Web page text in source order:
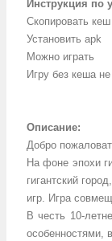
Инструкция по
Скопировать
Установить apk
Можно играть
Игру без кеша не
Описание:
Добро
На фоне эпохи
гигантский
игр. Игра
В честь 10-
особенностями,